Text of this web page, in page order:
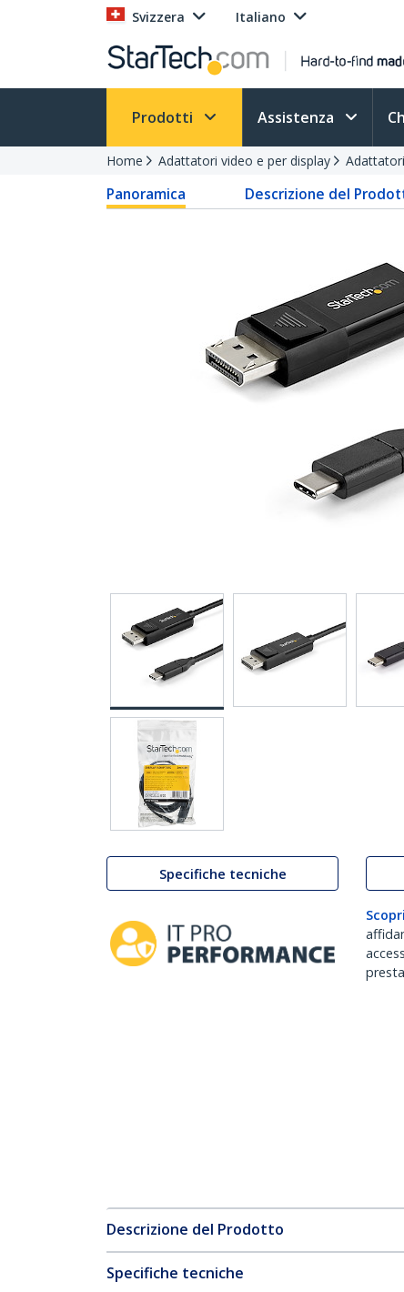
Svizzera Italiano
Prodotti Assistenza
Home Adattatori video e per display
Panoramica Descrizione del
Specifiche tecniche
Descrizione del Prodotto
Specifiche tecniche